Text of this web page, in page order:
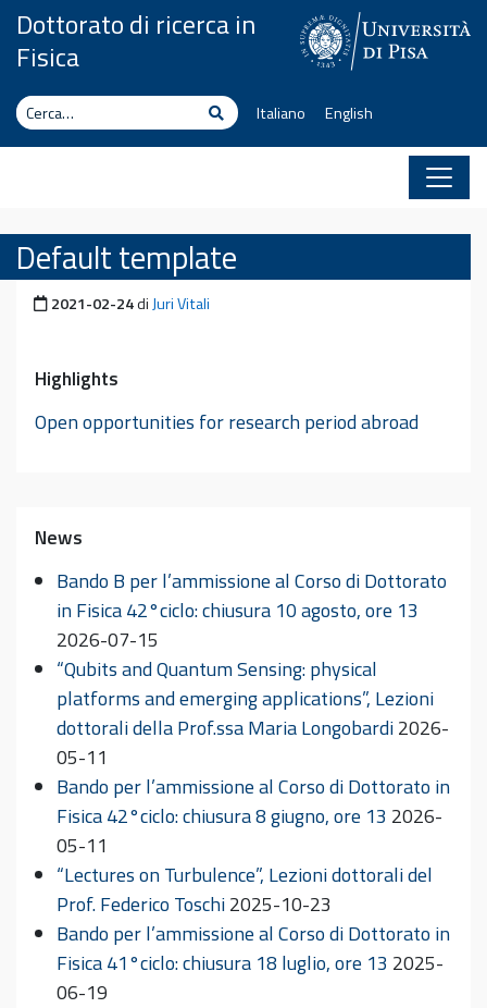
Vai al contenuto
Dottorato di ricerca in
Fisica
Cerca CercaItaliano English
Default template
Pubblicato il
2021-02-24diJuri Vitali
Highlights
Open opportunities for research period abroad
News
Bando B per l’ammissione al Corso di Dottorato
in Fisica 42°ciclo: chiusura 10 agosto, ore 13
2026-07-15
“Qubits and Quantum Sensing: physical
platforms and emerging applications”, Lezioni
dottorali della Prof.ssa Maria Longobardi2026-
05-11
Bando per l’ammissione al Corso di Dottorato in
Fisica 42°ciclo: chiusura 8 giugno, ore 13 2026-
05-11
“Lectures on Turbulence”, Lezioni dottorali del
Prof. Federico Toschi2025-10-23
Bando per l’ammissione al Corso di Dottorato in
Fisica 41°ciclo: chiusura 18 luglio, ore 13 2025-
06-19